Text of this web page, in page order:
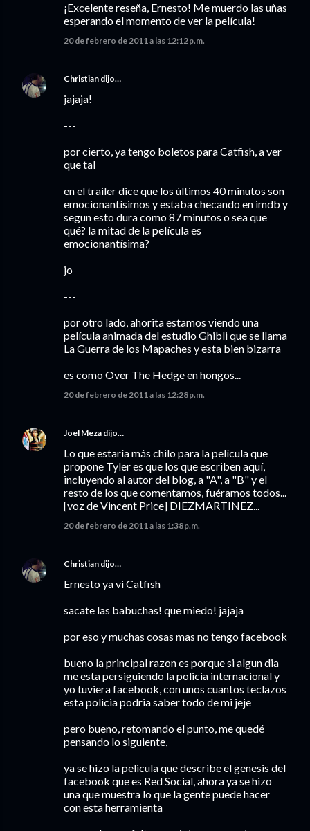
¡Excelente reseña, Ernesto! Me muerdo las uñas
esperando el momento de ver la película!
20 de febrero de 2011 a las 12:12 p.m.
Christian dijo…
jajaja!
---
por cierto, ya tengo boletos para Catfish, a ver
que tal
en el trailer dice que los últimos 40 minutos son
emocionantísimos y estaba checando en imdb y
segun esto dura como 87 minutos o sea que
qué? la mitad de la película es
emocionantísima?
jo
---
por otro lado, ahorita estamos viendo una
película animada del estudio Ghibli que se llama
La Guerra de los Mapaches y esta bien bizarra
es como Over The Hedge en hongos...
20 de febrero de 2011 a las 12:28 p.m.
Joel Meza dijo…
Lo que estaría más chilo para la película que
propone Tyler es que los que escriben aquí,
incluyendo al autor del blog, a "A", a "B" y el
resto de los que comentamos, fuéramos todos...
[voz de Vincent Price] DIEZMARTINEZ...
20 de febrero de 2011 a las 1:38 p.m.
Christian dijo…
Ernesto ya vi Catfish
sacate las babuchas! que miedo! jajaja
por eso y muchas cosas mas no tengo facebook
bueno la principal razon es porque si algun dia
me esta persiguiendo la policia internacional y
yo tuviera facebook, con unos cuantos teclazos
esta policia podria saber todo de mi jeje
pero bueno, retomando el punto, me quedé
pensando lo siguiente,
ya se hizo la pelicula que describe el genesis del
facebook que es Red Social, ahora ya se hizo
una que muestra lo que la gente puede hacer
con esta herramienta